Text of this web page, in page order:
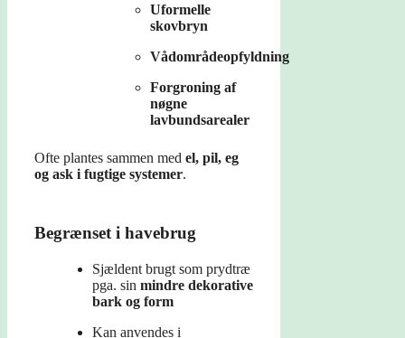
Uformelle
skovbryn
Vådområdeopfyldning
Forgroning af
nøgne
lavbundsarealer
Ofte plantes sammen med el, pil, eg
og ask i fugtige systemer.
Begrænset i havebrug
Sjældent brugt som prydtræ
pga. sin mindre dekorative
bark og form
Kan anvendes i